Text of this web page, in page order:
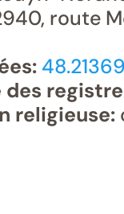
route
religieuse: